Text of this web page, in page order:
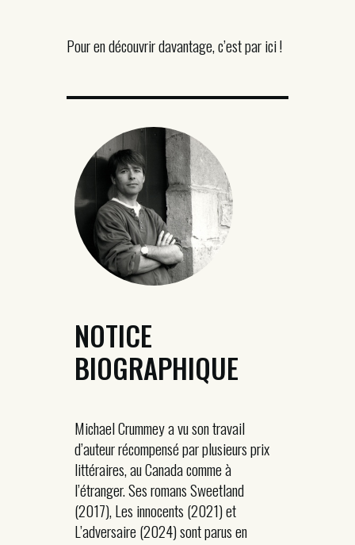
Pour en découvrir davantage, c’est par ici !
NOTICE
BIOGRAPHIQUE
Michael Crummey a vu son travail
d’auteur récompensé par plusieurs prix
littéraires, au Canada comme à
l’étranger. Ses romans Sweetland
(2017), Les innocents (2021) et
L’adversaire (2024) sont parus en